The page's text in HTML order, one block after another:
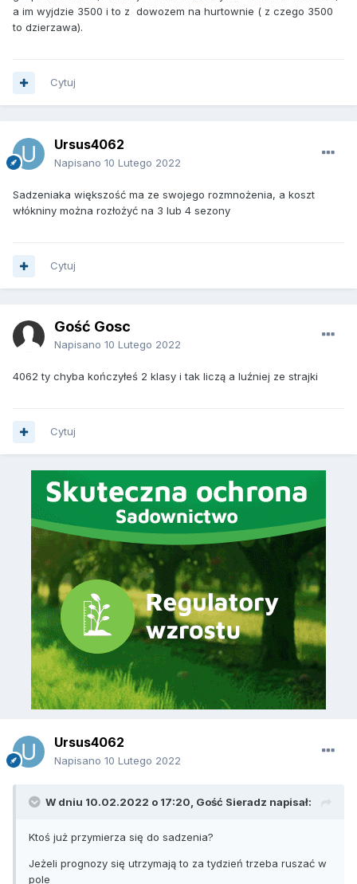
a im wyjdzie 3500 i to z dowozem na hurtownie ( z czego 3500
to dzierzawa).
Cytuj
Ursus4062
Napisano 10 Lutego 2022
Sadzeniaka większość ma ze swojego rozmnożenia, a koszt
włókniny można rozłożyć na 3 lub 4 sezony
Cytuj
Gość Gosc
Napisano 10 Lutego 2022
4062 ty chyba kończyłeś 2 klasy i tak liczą a luźniej ze strajki
Cytuj
Ursus4062
Napisano 10 Lutego 2022
W dniu 10.02.2022 o 17:20, Gość Sieradz napisał:
Ktoś już przymierza się do sadzenia?
Jeżeli prognozy się utrzymają to za tydzień trzeba ruszać w
pole